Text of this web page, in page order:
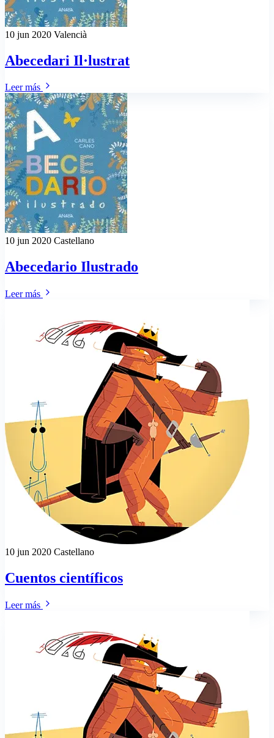
10 jun 2020 Valencià
Abecedari Il·lustrat
Leer más
10 jun 2020 Castellano
Abecedario Ilustrado
Leer más
10 jun 2020 Castellano
Cuentos científicos
Leer más